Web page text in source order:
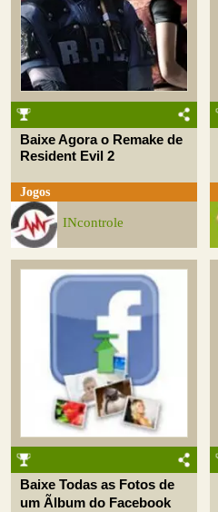
Baixe Agora o Remake de
Resident Evil 2
Jogos
INcontrole
Baixe Todas as Fotos de
um Ãlbum do Facebook